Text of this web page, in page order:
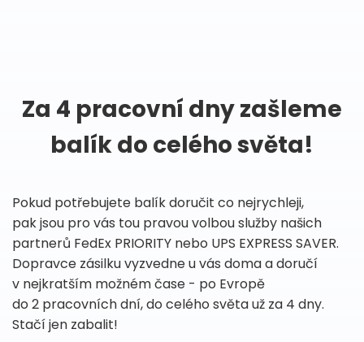
Za 4 pracovní dny zašleme
balík do celého světa!
Pokud potřebujete balík doručit co nejrychleji,
pak jsou pro vás tou pravou volbou služby našich
partnerů FedEx PRIORITY nebo UPS EXPRESS SAVER.
Dopravce zásilku vyzvedne u vás doma a doručí
v nejkratším možném čase - po Evropě
do 2 pracovních dní, do celého světa už za 4 dny.
Stačí jen zabalit!